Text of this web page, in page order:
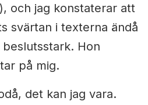
och jag konstaterar att
svärtan i texterna ändå
Hon
på mig.
det kan jag vara.